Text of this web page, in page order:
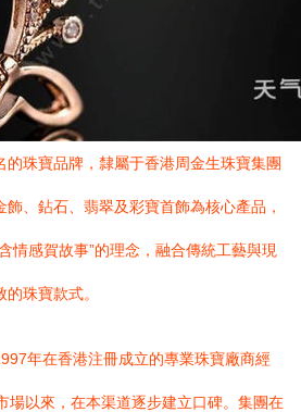
的珠寶品牌，隸屬于香港周金生珠寶集團
、鉆石、翡翠及彩寶首飾為核心產品，
情感賀故事”的理念，融合傳統工藝與現
珠寶款式。
年在香港注冊成立的專業珠寶廠商經
場以來，在本渠道逐步建立口碑。集團在